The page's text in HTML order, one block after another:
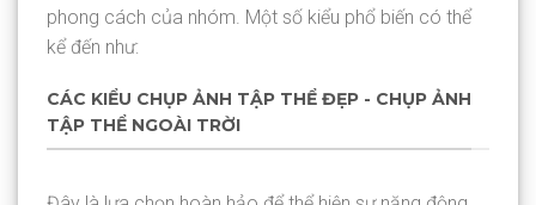
phong cách của nhóm. Một số kiểu phổ biến có thể
kể đến như:
CÁC KIỂU CHỤP ẢNH TẬP THỂ ĐẸP - CHỤP ẢNH
TẬP THỂ NGOÀI TRỜI